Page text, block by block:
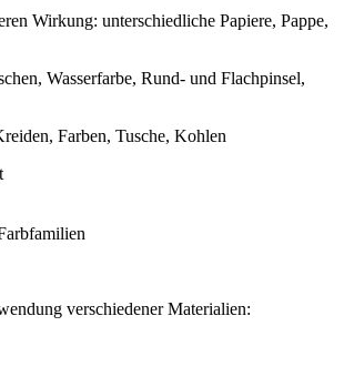
Wirkung: unterschiedliche Papiere, Pappe,
Wasserfarbe, Rund- und Flachpinsel,
Farben, Tusche, Kohlen
verschiedener Materialien: